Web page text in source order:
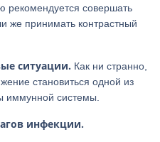
рекомендуется совершать
же принимать контрастный
ситуации. Как ни странно,
становиться одной из
иммунной системы.
инфекции.